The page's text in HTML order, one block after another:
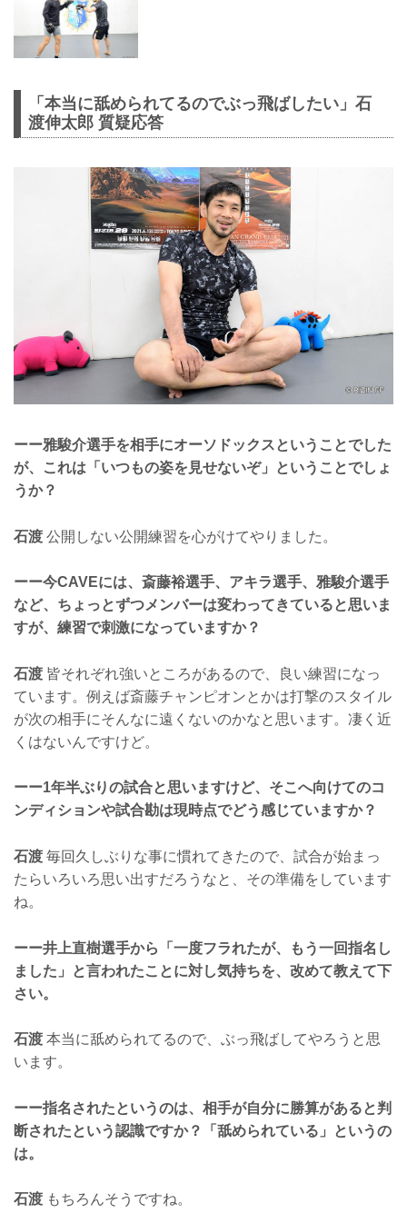
「本当に舐められてるのでぶっ飛ばしたい」石
渡伸太郎 質疑応答
ーー雅駿介選手を相手にオーソドックスということでした
が、これは「いつもの姿を見せないぞ」ということでしょ
うか？
石渡 公開しない公開練習を心がけてやりました。
ーー今CAVEには、斎藤裕選手、アキラ選手、雅駿介選手
など、ちょっとずつメンバーは変わってきていると思いま
すが、練習で刺激になっていますか？
石渡 皆それぞれ強いところがあるので、良い練習になっ
ています。例えば斎藤チャンピオンとかは打撃のスタイル
が次の相手にそんなに遠くないのかなと思います。凄く近
くはないんですけど。
ーー1年半ぶりの試合と思いますけど、そこへ向けてのコ
ンディションや試合勘は現時点でどう感じていますか？
石渡 毎回久しぶりな事に慣れてきたので、試合が始まっ
たらいろいろ思い出すだろうなと、その準備をしています
ね。
ーー井上直樹選手から「一度フラれたが、もう一回指名し
ました」と言われたことに対し気持ちを、改めて教えて下
さい。
石渡 本当に舐められてるので、ぶっ飛ばしてやろうと思
います。
ーー指名されたというのは、相手が自分に勝算があると判
断されたという認識ですか？「舐められている」というの
は。
石渡 もちろんそうですね。